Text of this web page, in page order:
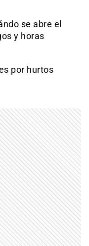
se abre el
y horas
por hurtos